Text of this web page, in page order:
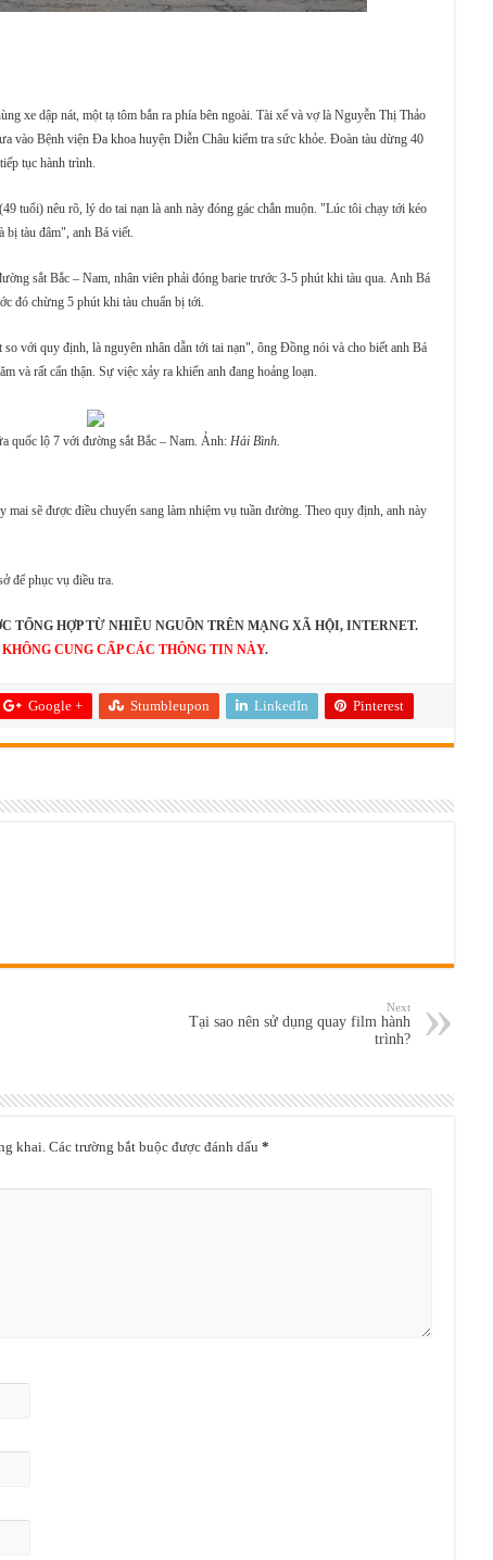
xe dập nát, một tạ tôm bắn ra phía bên ngoài. Tài xế và vợ là Nguyễn Thị Thảo
vào Bệnh viện Đa khoa huyện Diễn Châu kiểm tra sức khỏe. Đoàn tàu dừng 40
tục hành trình.
tuổi) nêu rõ, lý do tai nạn là anh này đóng gác chắn muộn. "Lúc tôi chạy tới kéo
bị tàu đâm", anh Bá viết.
sắt Bắc – Nam, nhân viên phải đóng barie trước 3-5 phút khi tàu qua. Anh Bá
đó chừng 5 phút khi tàu chuẩn bị tới.
với quy định, là nguyên nhân dẫn tới tai nạn", ông Đồng nói và cho biết anh Bá
và rất cẩn thận. Sự việc xảy ra khiến anh đang hoảng loạn.
quốc lộ 7 với đường sắt Bắc – Nam. Ảnh: Hải Bình.
mai sẽ được điều chuyển sang làm nhiệm vụ tuần đường. Theo quy định, anh này
để phục vụ điều tra.
TỔNG HỢP TỪ NHIỀU NGUỒN TRÊN MẠNG XÃ HỘI, INTERNET.
CUNG CẤP CÁC THÔNG TIN NÀY.
Google + Stumbleupon LinkedIn Pinterest
Next
Tại sao nên sử dụng quay film hành
trình?
khai. Các trường bắt buộc được đánh dấu *